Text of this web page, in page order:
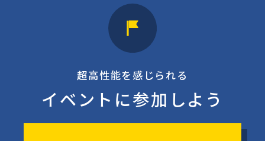
超高性能を感じられる
イベントに参加しよう